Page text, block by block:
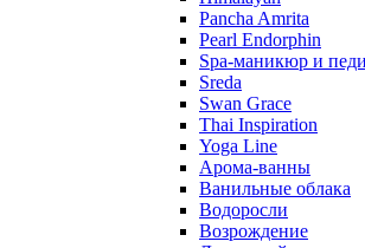
Pancha Amrita
Pearl Endorphin
Spa-маникюр и
Sreda
Swan Grace
Thai Inspiration
Yoga Line
Арома-ванны
Ванильные облака
Водоросли
Возрождение